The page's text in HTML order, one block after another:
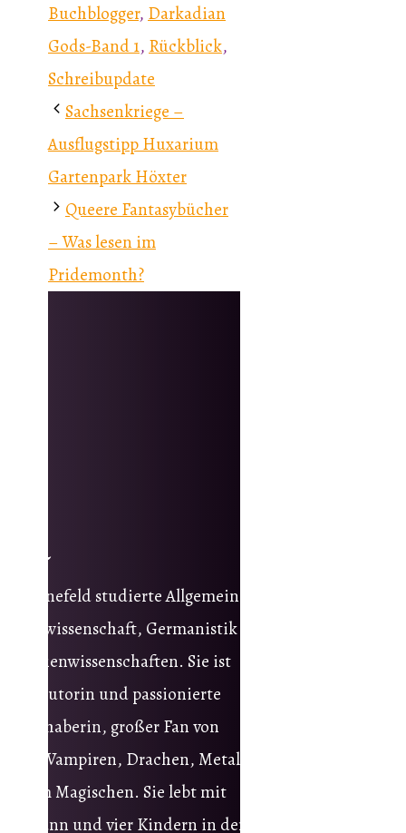
Buchblogger,Darkadian
Gods-Band 1,Rückblick,
Schreibupdate
Sachsenkriege –
Ausflugstipp Huxarium
Gartenpark Höxter
Queere Fantasybücher
– Was lesen im
Pridemonth?
Tornefeld studierte Allgemeine
Germanistik
Medienwissenschaften. Sie ist
Autorin und passionierte
großer Fan von
Vampiren, Drachen, Metal
allem Magischen. Sie lebt mit
Mann und vier Kindern in der